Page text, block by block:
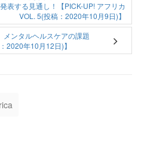
表する見通し！【PICK-UP! アフリカ
VOL. 5(投稿：2020年10月9日)】
メンタルヘルスケアの課題
2020年10月12日)】